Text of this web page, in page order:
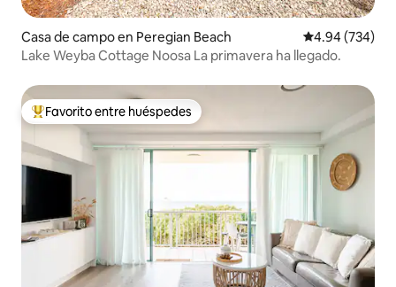
Casa de campo en Peregian Beach Calificación
4.94 (734)
Lake Weyba Cottage Noosa La primavera ha llegado.
De los mejores en Favorito entre huéspedes
Favorito entre huéspedes